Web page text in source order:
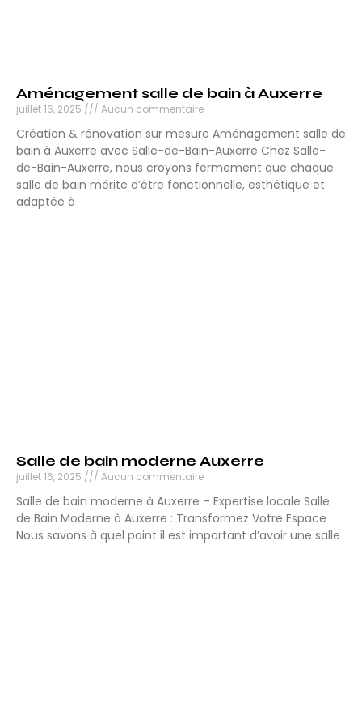
Aménagement salle de bain à Auxerre
juillet 16, 2025 Aucun commentaire
Création & rénovation sur mesure Aménagement salle de
bain à Auxerre avec Salle-de-Bain-Auxerre Chez Salle-
de-Bain-Auxerre, nous croyons fermement que chaque
salle de bain mérite d’être fonctionnelle, esthétique et
adaptée à
Salle de bain moderne Auxerre
juillet 16, 2025 Aucun commentaire
Salle de bain moderne à Auxerre – Expertise locale Salle
de Bain Moderne à Auxerre : Transformez Votre Espace
Nous savons à quel point il est important d’avoir une salle